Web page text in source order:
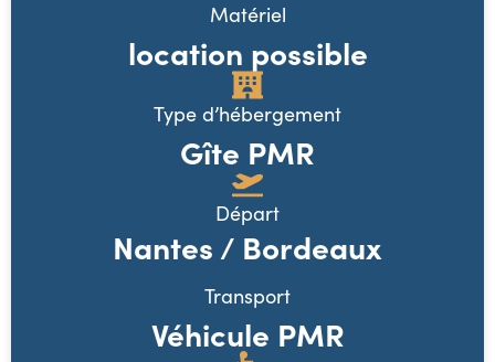
Matériel
location possible
Type d’hébergement
Gîte PMR
Départ
Nantes / Bordeaux
Transport
Véhicule PMR